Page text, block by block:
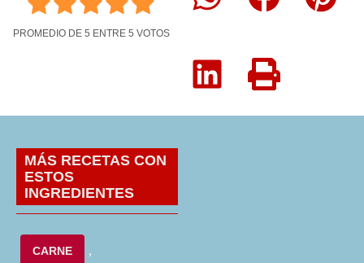
PROMEDIO DE 5 ENTRE 5 VOTOS
MÁS RECETAS CON
ESTOS
INGREDIENTES
CARNE ,